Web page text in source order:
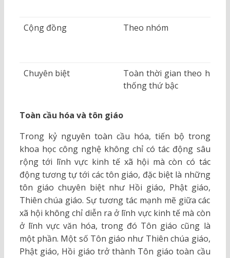
Cộng đồng
Theo nhóm
Chuyên biệt
Toàn thời gian theo hệ
thống thứ bậc
Toàn cầu hóa và tôn giáo
Trong kỷ nguyên toàn cầu hóa, tiến bộ trong
khoa học công nghệ không chỉ có tác động sâu
rộng tới lĩnh vực kinh tế xã hội mà còn có tác
động tương tự tới các tôn giáo, đặc biệt là những
tôn giáo chuyên biệt như Hồi giáo, Phật giáo,
Thiên chúa giáo. Sự tương tác mạnh mẽ giữa các
xã hội không chỉ diễn ra ở lĩnh vực kinh tế mà còn
ở lĩnh vực văn hóa, trong đó Tôn giáo cũng là
một phần. Một số Tôn giáo như Thiên chúa giáo,
Phật giáo, Hồi giáo trở thành Tôn giáo toàn cầu